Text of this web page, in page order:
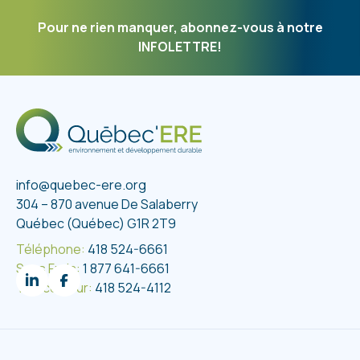
l’eau, prenez le temps de retirer le surplus de
peinture avec une spatule ou un couteau. Moins de
Pour ne rien manquer, abonnez-vous à notre
INFOLETTRE!
info@quebec-ere.org
304 – 870 avenue De Salaberry
Québec (Québec) G1R 2T9
Téléphone: 418 524-6661
Sans Frais: 1 877 641-6661
Télécopieur: 418 524-4112